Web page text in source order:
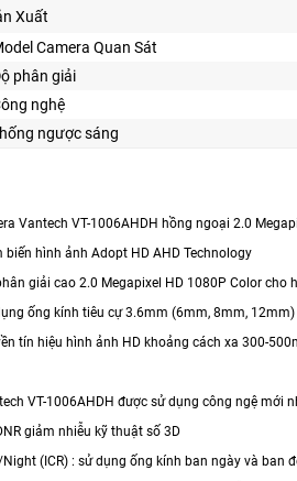
Xuất
Camera Quan Sát
phân giải
nghệ
ngược sáng
Vantech VT-1006AHDH hồng ngoại 2.0
biến hình ảnh Adopt HD AHD Technology
giải cao 2.0 Megapixel HD 1080P Color cho
ống kính tiêu cự 3.6mm (6mm, 8mm, 12mm)
tín hiệu hình ảnh HD khoảng cách xa 300-
VT-1006AHDH được sử dụng công ngệ mới
giảm nhiễu kỹ thuật số 3D
Night (ICR) : sử dụng ống kính ban ngày và